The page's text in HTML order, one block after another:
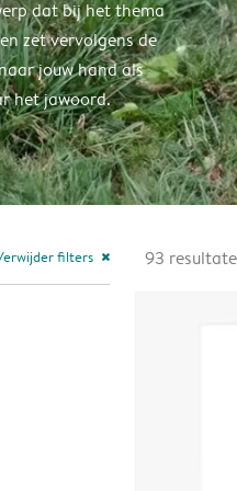
dat bij het thema
zet vervolgens de
jouw hand als
het jawoord.
filters close 93